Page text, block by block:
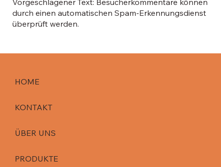
durch einen automatischen Spam-Erkennungsdienst
überprüft werden.
HOME
KONTAKT
ÜBER UNS
PRODUKTE